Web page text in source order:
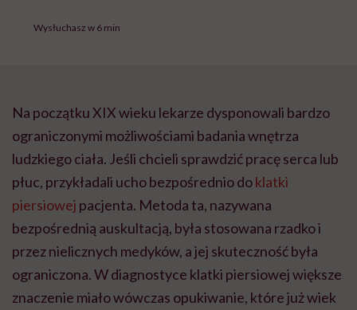
Wysłuchasz w 6 min
Na początku XIX wieku lekarze dysponowali bardzo
ograniczonymi możliwościami badania wnętrza
ludzkiego ciała. Jeśli chcieli sprawdzić pracę serca lub
płuc, przykładali ucho bezpośrednio doklatki
piersiowej pacjenta. Metoda ta, nazywana
bezpośrednią auskultacją, była stosowana rzadko i
przez nielicznych medyków, a jej skuteczność była
ograniczona. W diagnostyce klatki piersiowej większe
znaczenie miało wówczas opukiwanie, które już wiek